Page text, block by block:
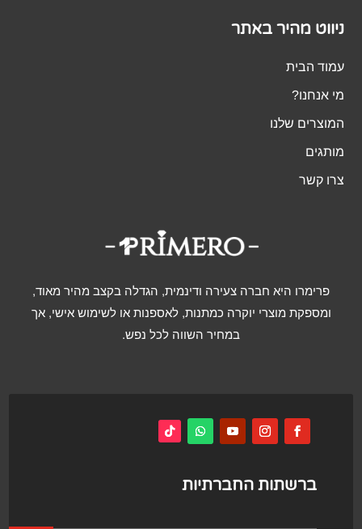
ניווט מהיר באתר
עמוד הבית
מי אנחנו?
המוצרים שלנו
מותגים
צרו קשר
פרימרו היא חברה צעירה ודינמית, הגדלה בקצב מהיר מאוד,
ומספקת מוצרי יוקרה כמתנות, לאספנות או לשימוש אישי, אך
במחיר השווה לכל נפש.
ברשתות החברתיות